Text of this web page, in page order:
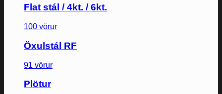
Flat stál / 4kt. / 6kt.
100 vörur
Öxulstál RF
91 vörur
Plötur